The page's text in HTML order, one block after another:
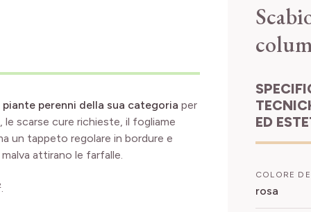
perenni della sua categoria per
scarse cure richieste, il fogliame
un tappeto regolare in bordure e
attirano le farfalle.
SPECIFICHE
ED
COLORE
rosa